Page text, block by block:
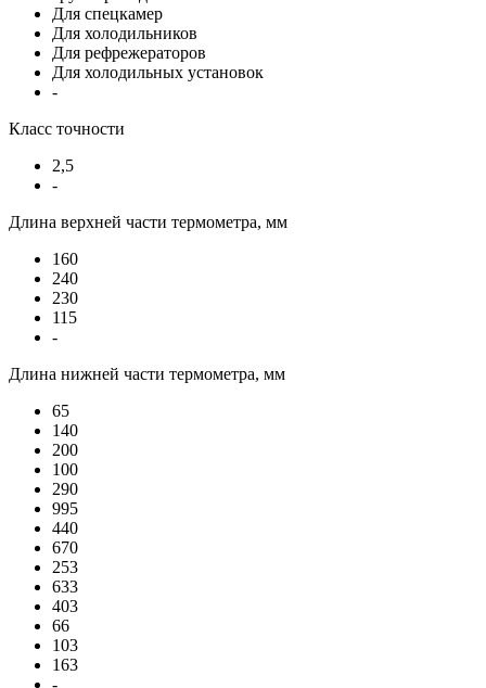
Для спецкамер
Для холодильников
Для рефрежераторов
Для холодильных установок
-
Класс точности
2,5
-
Длина верхней части термометра, мм
160
240
230
115
-
Длина нижней части термометра, мм
65
140
200
100
290
995
440
670
253
633
403
66
103
163